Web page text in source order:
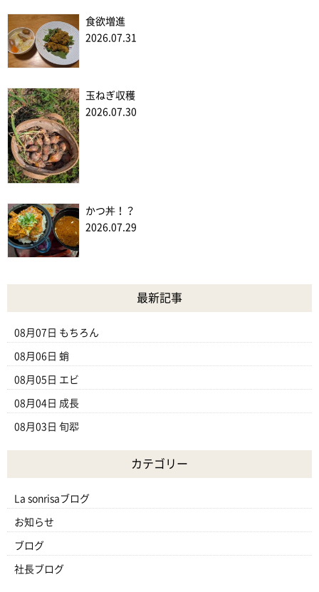
食欲増進
2026.07.31
玉ねぎ収穫
2026.07.30
かつ丼！？
2026.07.29
最新記事
08月07日 もちろん
08月06日 蛸
08月05日 エビ
08月04日 成長
08月03日 旬翆
カテゴリー
La sonrisaブログ
お知らせ
ブログ
社長ブログ